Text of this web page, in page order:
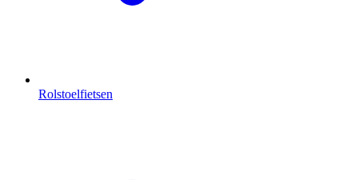
Rolstoelfietsen